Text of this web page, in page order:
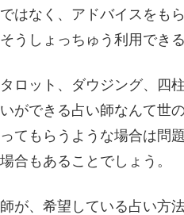
はなく、アドバイスをも
うしょっちゅう利用でき
ロット、ダウジング、四
ができる占い師なんて世
てもらうような場合は問
合もあることでしょう。
が、希望している占い方